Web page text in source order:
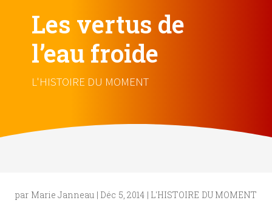
Les vertus de
l’eau froide
L'HISTOIRE DU MOMENT
par Marie Janneau | Déc 5, 2014 | L'HISTOIRE DU MOMENT